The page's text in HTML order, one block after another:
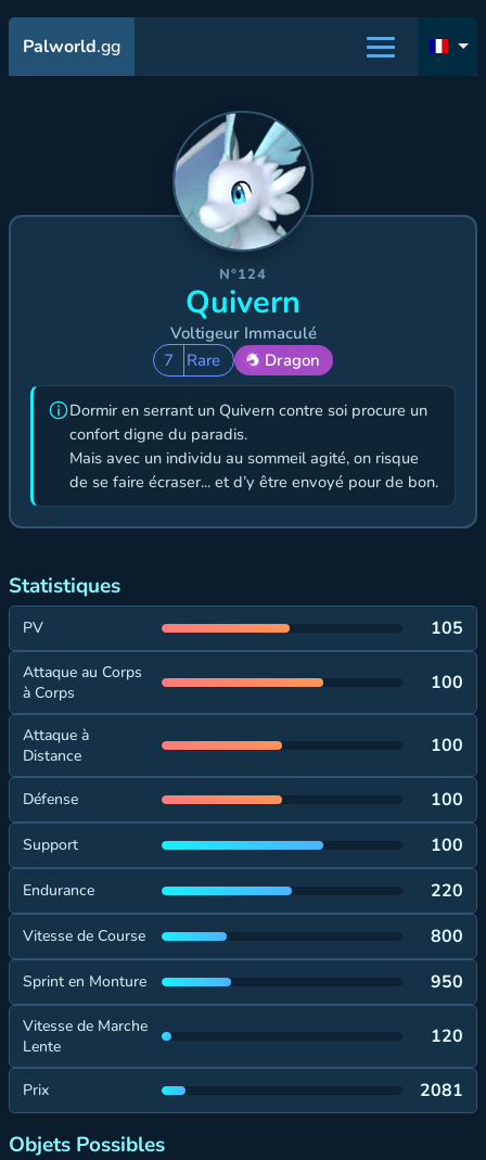
Palworld.gg
N°124
Quivern
Voltigeur Immaculé
7
Rare Dragon
Dormir en serrant un Quivern contre soi procure un
confort digne du paradis.
Mais avec un individu au sommeil agité, on risque
de se faire écraser... et d’y être envoyé pour de bon.
Statistiques
PV 105
Attaque au Corps
à Corps
100
Attaque à
Distance
100
Défense 100
Support 100
Endurance 220
Vitesse de Course 800
Sprint en Monture 950
Vitesse de Marche
Lente
120
Prix 2081
Objets Possibles